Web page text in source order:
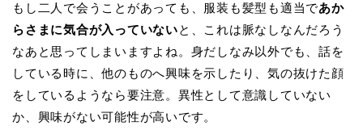
もし二人で会うことがあっても、服装も髪型も適当であか
らさまに気合が入っていないと、これは脈なしなんだろう
なあと思ってしまいますよね。身だしなみ以外でも、話を
している時に、他のものへ興味を示したり、気の抜けた顔
をしているようなら要注意。異性として意識していない
か、興味がない可能性が高いです。